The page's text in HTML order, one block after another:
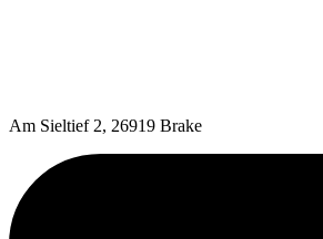
Am Sieltief 2, 26919 Brake